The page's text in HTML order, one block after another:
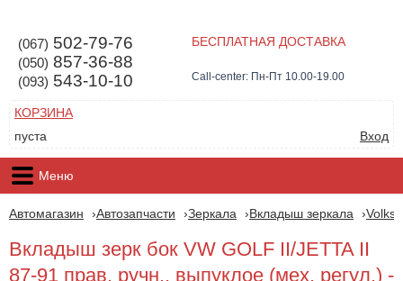
(067) 502-79-76
(050) 857-36-88
(093) 543-10-10
БЕСПЛАТНАЯ ДОСТАВКА
Call-center: Пн-Пт 10.00-19.00
КОРЗИНА
пуста
Вход
Меню
Автомагазин Автозапчасти Зеркала Вкладыш зеркала
Вкладыш зерк бок VW GOLF II/JETTA II
87-91 прав. ручн., выпуклое (мех. регул.) -